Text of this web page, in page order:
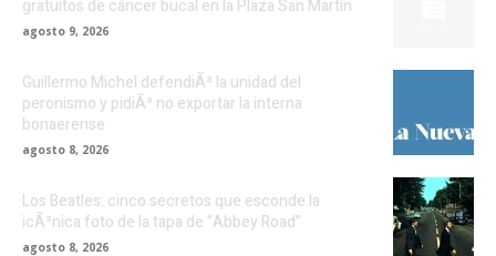
gratuitos de cáncer bucal en la Plaza San Martín
agosto 9, 2026
Guillermo Michel defendiÃ³ la unidad del
peronismo y pidiÃ³ no exportar la interna
bonaerense
agosto 8, 2026
Los Beatles: cinco secretos que esconde la
icÃ³nica foto de la tapa de “Abbey Road”
agosto 8, 2026